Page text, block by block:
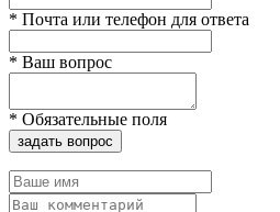
* Почта или телефон для ответа
* Ваш вопрос
* Обязательные поля
задать вопрос